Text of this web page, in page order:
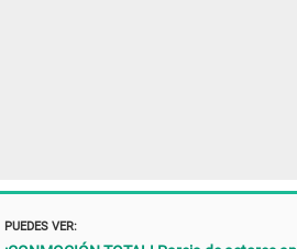
PUEDES VER: